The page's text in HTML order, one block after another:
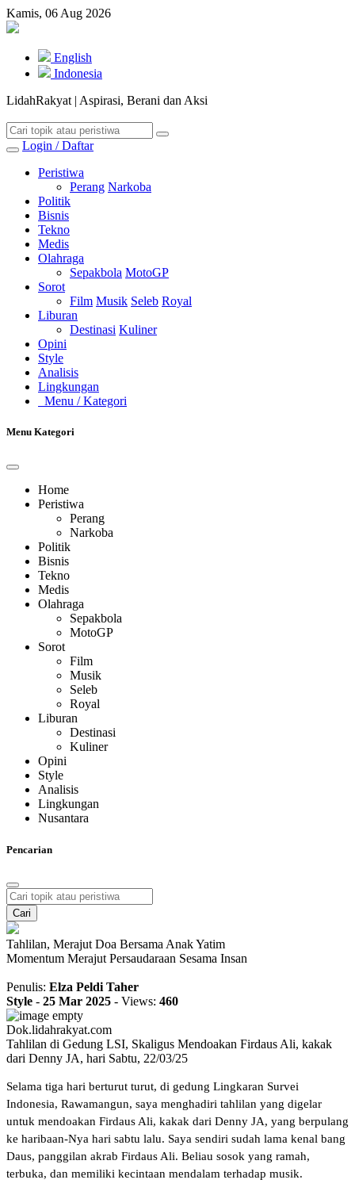
Kamis, 06 Aug 2026
English
Indonesia
LidahRakyat | Aspirasi, Berani dan Aksi
Login / Daftar
Peristiwa
Perang Narkoba
Politik
Bisnis
Tekno
Medis
Olahraga
Sepakbola MotoGP
Sorot
Film Musik Seleb Royal
Liburan
Destinasi Kuliner
Opini
Style
Analisis
Lingkungan
Menu / Kategori
Menu Kategori
Home
Peristiwa
Perang
Narkoba
Politik
Bisnis
Tekno
Medis
Olahraga
Sepakbola
MotoGP
Sorot
Film
Musik
Seleb
Royal
Liburan
Destinasi
Kuliner
Opini
Style
Analisis
Lingkungan
Nusantara
Pencarian
Cari
Tahlilan, Merajut Doa Bersama Anak Yatim
Momentum Merajut Persaudaraan Sesama Insan
Penulis: Elza Peldi Taher
Style - 25 Mar 2025 - Views: 460
Dok.lidahrakyat.com
Tahlilan di Gedung LSI, Skaligus Mendoakan Firdaus Ali, kakak
dari Denny JA, hari Sabtu, 22/03/25
Selama tiga hari berturut turut, di gedung Lingkaran Survei
Indonesia, Rawamangun, saya menghadiri tahlilan yang digelar
untuk mendoakan Firdaus Ali, kakak dari Denny JA, yang berpulang
ke haribaan-Nya hari sabtu lalu. Saya sendiri sudah lama kenal bang
Daus, panggilan akrab Firdaus Ali. Beliau sosok yang ramah,
terbuka, dan memiliki kecintaan mendalam terhadap musik.